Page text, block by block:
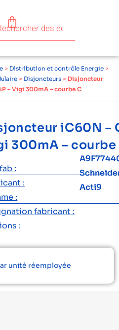
> Distribution et contrôle Energie >
> Disjoncteurs > Disjoncteur
– Vigi 300mA – courbe C
iC60N –
300mA – courbe
:
:
:
Acti9
fabricant :
:
unité réemployée